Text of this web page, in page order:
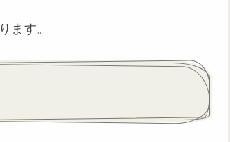
ます。